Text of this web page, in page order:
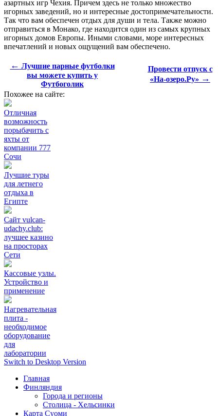
азартных игр Чехия. Причем здесь не только множество
игорных заведений, но и интересные достопримечательности.
Так что вам обеспечен отдых для души и тела. Также можно
отправиться в Монако, где находится один из самых крупных
игорных домов Европы. Иными словами, море интересных
впечатлений и новых ощущений вам обеспечено.
← Лучшие парные футболки
вы можете купить у
Футбоголик
Провести отпуск с
«На-озеро.Ру» →
Похожее на сайте:
Отличная
возможность
порыбачить с
яхты от
компании 777
Сочи
Лучшие туры
для летнего
отдыха в
Египте
Сайт vulcan-
udachy.club:
лучшее казино
на просторах
Сети
Кассовые узлы.
Устройство и
применение
Нагревательная
плита -
необходимое
оборудование
для
лаборатории
Switch to Desktop Version
Главная
Финляндия
Города и регионы
Столица - Хельсинки
Карта Суоми